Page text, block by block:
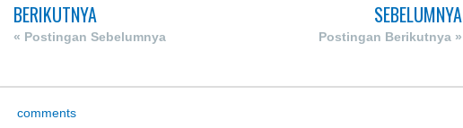
BERIKUTNYA
« Postingan Sebelumnya
SEBELUMNYA
Postingan Berikutnya »
comments